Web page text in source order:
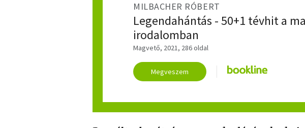
MILBACHER RÓBERT
Legendahántás - 50+1 tévhit a
irodalomban
Magvető, 2021, 286 oldal
Megveszem